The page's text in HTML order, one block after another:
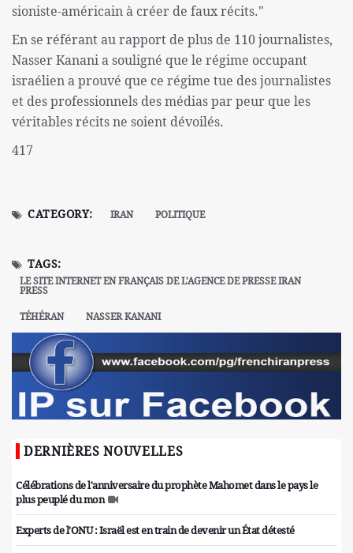
sioniste-américain à créer de faux récits."
En se référant au rapport de plus de 110 journalistes,
Nasser Kanani a souligné que le régime occupant
israélien a prouvé que ce régime tue des journalistes
et des professionnels des médias par peur que les
véritables récits ne soient dévoilés.
417
CATEGORY: IRAN POLITIQUE
TAGS:
LE SITE INTERNET EN FRANÇAIS DE L'AGENCE DE PRESSE IRAN
PRESS
TÉHÉRAN
NASSER KANANI
DERNIÈRES NOUVELLES
Célébrations de l'anniversaire du prophète Mahomet dans le pays le
plus peuplé du mon
Experts de l'ONU : Israël est en train de devenir un État détesté